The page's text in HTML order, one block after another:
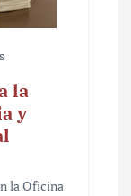
la
y
la Oficina